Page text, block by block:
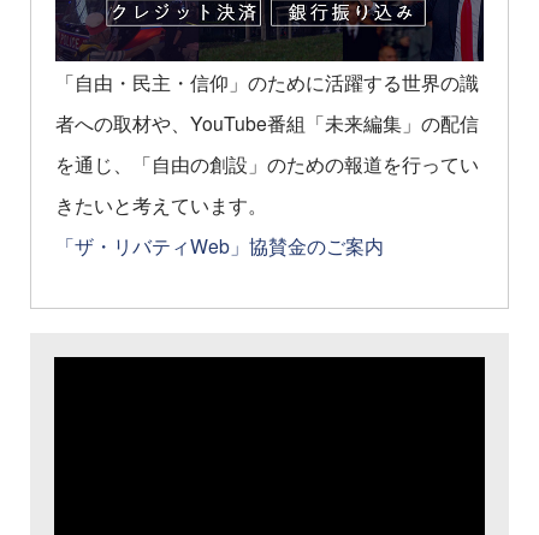
「自由・民主・信仰」のために活躍する世界の識
者への取材や、YouTube番組「未来編集」の配信
を通じ、「自由の創設」のための報道を行ってい
きたいと考えています。
「ザ・リバティWeb」協賛金のご案内